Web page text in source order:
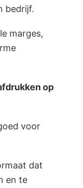
bedrijf.
marges,
op
voor
dat
en te